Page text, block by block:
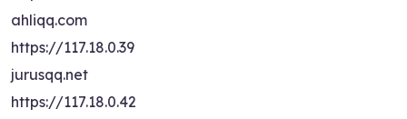
ahliqq.com
https://117.18.0.39
jurusqq.net
https://117.18.0.42